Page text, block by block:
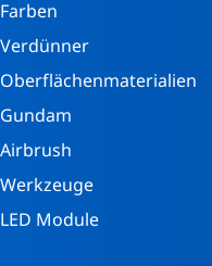
Farben
Verdünner
Oberflächenmaterialien
Gundam
Airbrush
Werkzeuge
LED Module